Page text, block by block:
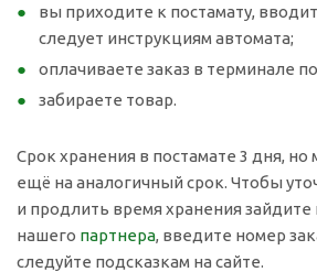
вы приходите к постамату,
следует инструкциям автомата;
оплачиваете заказ в терминале
забираете товар.
Срок хранения в постамате 3 дня,
ещё на аналогичный срок. Чтобы
и продлить время хранения зайдите
нашего партнера, введите номер
следуйте подсказкам на сайте.